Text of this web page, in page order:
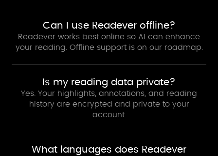
Can I use Readever offline?
Readever works best online so AI can enhance
your reading. Offline support is on our roadmap.
Is my reading data private?
Yes. Your highlights, annotations, and reading
history are encrypted and private to your
account.
What languages does Readever